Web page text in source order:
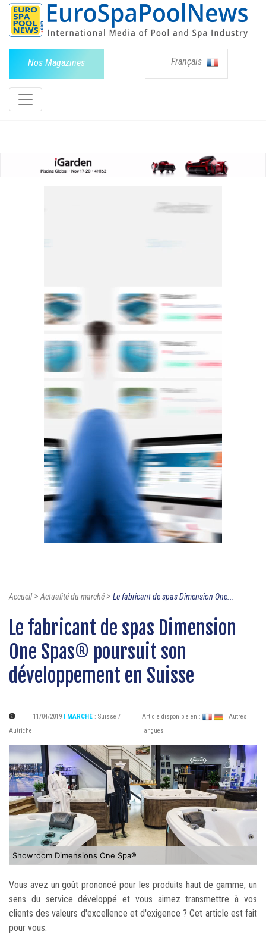
Nos Magazines Français
Accueil>Actualité du marché> Le fabricant de spas Dimension One...
Le fabricant de spas Dimension
One Spas® poursuit son
développement en Suisse
11/04/2019 | MARCHÉ : Suisse /
Autriche
Article disponible en :
| Autres
langues
Showroom Dimensions One Spa®
Vous avez un goût prononcé pour les produits haut de gamme, un
sens du service développé et vous aimez transmettre à vos
clients des valeurs d'excellence et d'exigence ? Cet article est fait
pour vous.